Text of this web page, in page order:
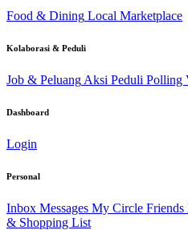
Food & Dining Local Marketplace
Kolaborasi & Peduli
Job & Peluang Aksi Peduli Polling
Dashboard
Login
Personal
Inbox Messages My Circle Friends
& Shopping List